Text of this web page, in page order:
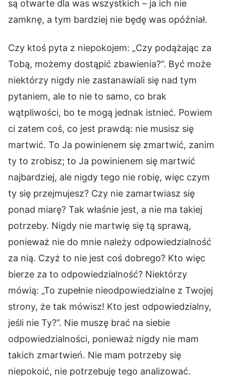
są otwarte dla was wszystkich – ja ich nie
zamknę, a tym bardziej nie będę was opóźniał.
Czy ktoś pyta z niepokojem: „Czy podążając za
Tobą, możemy dostąpić zbawienia?”. Być może
niektórzy nigdy nie zastanawiali się nad tym
pytaniem, ale to nie to samo, co brak
wątpliwości, bo te mogą jednak istnieć. Powiem
ci zatem coś, co jest prawdą: nie musisz się
martwić. To Ja powinienem się zmartwić, zanim
ty to zrobisz; to Ja powinienem się martwić
najbardziej, ale nigdy tego nie robię, więc czym
ty się przejmujesz? Czy nie zamartwiasz się
ponad miarę? Tak właśnie jest, a nie ma takiej
potrzeby. Nigdy nie martwię się tą sprawą,
ponieważ nie do mnie należy odpowiedzialność
za nią. Czyż to nie jest coś dobrego? Kto więc
bierze za to odpowiedzialność? Niektórzy
mówią: „To zupełnie nieodpowiedzialne z Twojej
strony, że tak mówisz! Kto jest odpowiedzialny,
jeśli nie Ty?”. Nie muszę brać na siebie
odpowiedzialności, ponieważ nigdy nie mam
takich zmartwień. Nie mam potrzeby się
niepokoić, nie potrzebuję tego analizować.